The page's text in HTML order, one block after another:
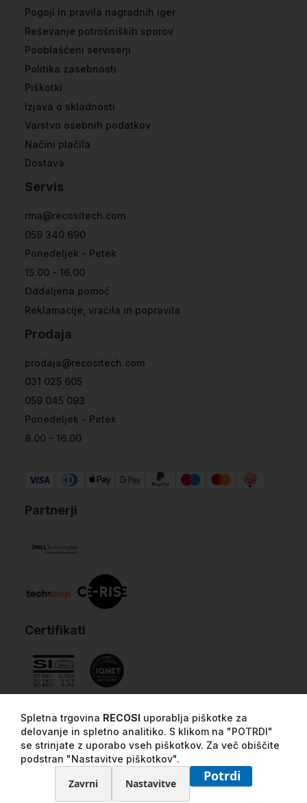
Pogoji in pravila nagradnih iger
Reševanje potrošniških sporov
Pooblaščeni serviserji
Politika zasebnosti
Piškotki
Izjava o skladnosti
Varstvo osebnih podatkov
Načini plačila
Dostava
Servis
rma@recositech.com
059 340 690
Ponedeljek - Petek
15.00 - 16.00
Oddaljena pomoč
Reklamacije, vračila in popravila
Prodaja
prodaja@recositech.com
031 025 605
059 045 093
Ponedeljek - Petek
8.00 - 16.00
Partnerji
Certifikati
Spletna trgovina RECOSI uporablja piškotke za
delovanje in spletno analitiko. S klikom na "POTRDI"
se strinjate z uporabo vseh piškotkov. Za več obiščite
podstran "Nastavitve piškotkov".
Zavrni Nastavitve Potrdi